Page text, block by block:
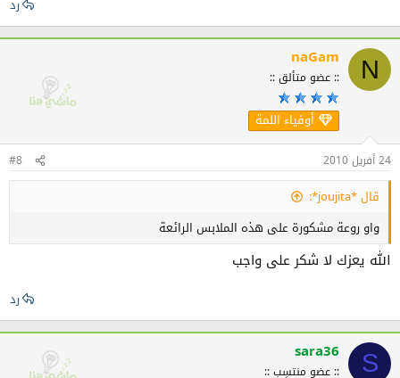
رد
N
naGam
:: عضو متألق ::
أوفياء اللمة
24 أفريل 2010 #8
قال *joujita*:
واو روعة مشكورة على هذه الملابس الرائعة
الله يعزك لا شكر على واجب
رد
S
sara36
:: عضو منتسِب ::